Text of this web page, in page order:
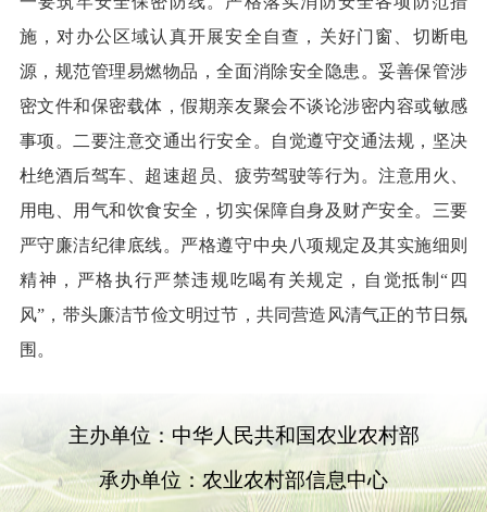
施，对办公区域认真开展安全自查，关好门窗、切断电
源，规范管理易燃物品，全面消除安全隐患。妥善保管涉
密文件和保密载体，假期亲友聚会不谈论涉密内容或敏感
事项。二要注意交通出行安全。自觉遵守交通法规，坚决
杜绝酒后驾车、超速超员、疲劳驾驶等行为。注意用火、
用电、用气和饮食安全，切实保障自身及财产安全。三要
严守廉洁纪律底线。严格遵守中央八项规定及其实施细则
精神，严格执行严禁违规吃喝有关规定，自觉抵制“四
风”，带头廉洁节俭文明过节，共同营造风清气正的节日氛
围。
主办单位：中华人民共和国农业农村部
承办单位：农业农村部信息中心